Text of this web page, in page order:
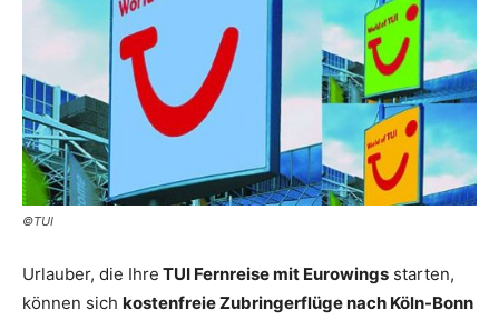
Reiseempfehlungen.
©TUI
Urlauber, die Ihre TUI Fernreise mit Eurowings starten,
können sich kostenfreie Zubringerflüge nach Köln-Bonn